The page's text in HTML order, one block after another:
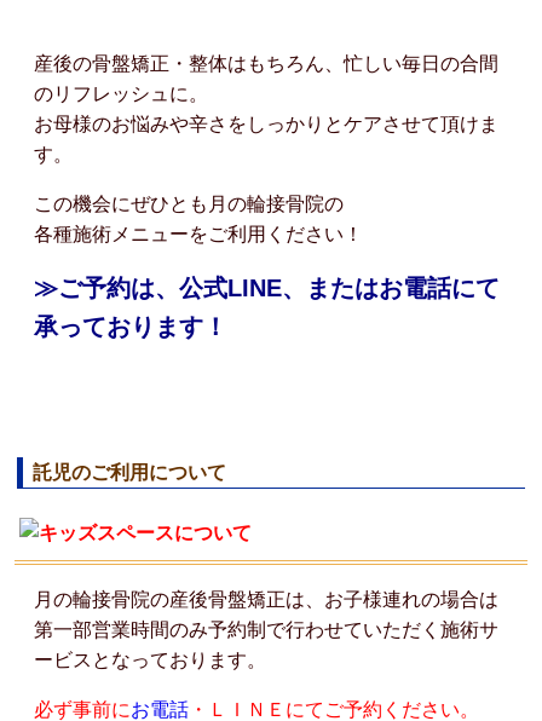
産後の骨盤矯正・整体はもちろん、忙しい毎日の合間
のリフレッシュに。
お母様のお悩みや辛さをしっかりとケアさせて頂けま
す。
この機会にぜひとも月の輪接骨院の
各種施術メニューをご利用ください！
≫ご予約は、公式LINE、またはお電話にて
承っております！
託児のご利用について
月の輪接骨院の産後骨盤矯正は、お子様連れの場合は
第一部営業時間のみ予約制で行わせていただく施術サ
ービスとなっております。
必ず事前にお電話 ・ ＬＩＮＥ にてご予約ください。